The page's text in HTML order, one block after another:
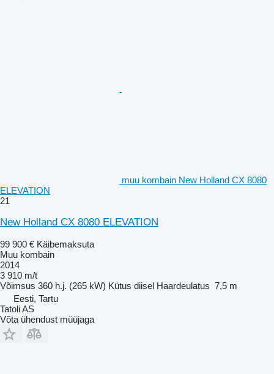
muu kombain New Holland CX 8080
ELEVATION
21
New Holland CX 8080 ELEVATION
99 900 € Käibemaksuta
Muu kombain
2014
3 910 m/t
Võimsus 360 h.j. (265 kW) Kütus diisel Haardeulatus 7,5 m
Eesti, Tartu
Tatoli AS
Võta ühendust müüjaga